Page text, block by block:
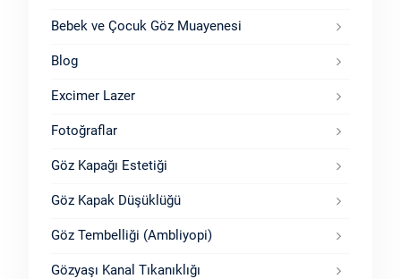
Bebek ve Çocuk Göz Muayenesi
Blog
Excimer Lazer
Fotoğraflar
Göz Kapağı Estetiği
Göz Kapak Düşüklüğü
Göz Tembelliği (Ambliyopi)
Gözyaşı Kanal Tıkanıklığı